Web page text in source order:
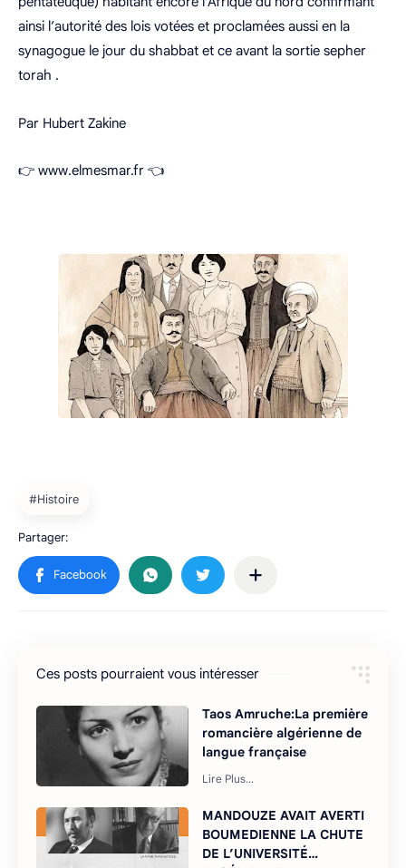
ainsi l’autorité des lois votées et proclamées aussi en la
synagogue le jour du shabbat et ce avant la sortie sepher
torah .
Par Hubert Zakine
👉 www.elmesmar.fr 👈
Ces posts pourraient vous intéresser
Taos Amruche:La première
romancière algérienne de
langue française
MANDOUZE AVAIT AVERTI
BOUMEDIENNE LA CHUTE
DE L’UNIVERSITÉ